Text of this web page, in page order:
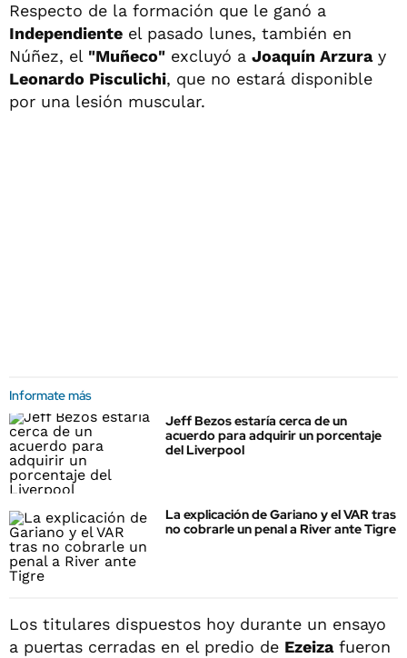
Respecto de la formación que le ganó a
Independiente el pasado lunes, también en
Núñez, el "Muñeco" excluyó a Joaquín Arzuray
Leonardo Pisculichi, que no estará disponible
por una lesión muscular.
Informate más
Jeff Bezos estaría cerca de un
acuerdo para adquirir un porcentaje
del Liverpool
La explicación de Gariano y el VAR tras
no cobrarle un penal a River ante Tigre
Los titulares dispuestos hoy durante un ensayo
a puertas cerradas en el predio de Ezeizafueron